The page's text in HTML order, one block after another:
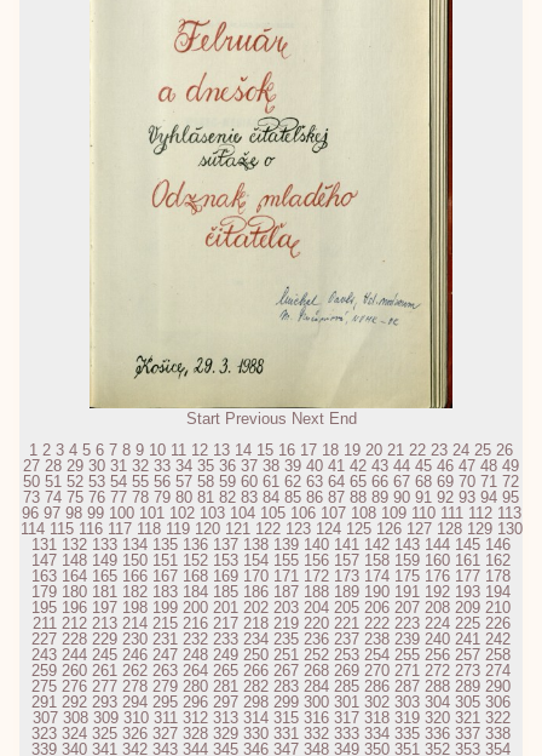
Start Previous Next End
1 2 3 4 5 6 7 8 9 10 11 12 13 14 15 16 17 18 19 20 21 22 23 24 25 26
27 28 29 30 31 32 33 34 35 36 37 38 39 40 41 42 43 44 45 46 47 48 49
50 51 52 53 54 55 56 57 58 59 60 61 62 63 64 65 66 67 68 69 70 71 72
73 74 75 76 77 78 79 80 81 82 83 84 85 86 87 88 89 90 91 92 93 94 95
96 97 98 99 100 101 102 103 104 105 106 107 108 109 110 111 112 113
114 115 116 117 118 119 120 121 122 123 124 125 126 127 128 129 130
131 132 133 134 135 136 137 138 139 140 141 142 143 144 145 146
147 148 149 150 151 152 153 154 155 156 157 158 159 160 161 162
163 164 165 166 167 168 169 170 171 172 173 174 175 176 177 178
179 180 181 182 183 184 185 186 187 188 189 190 191 192 193 194
195 196 197 198 199 200 201 202 203 204 205 206 207 208 209 210
211 212 213 214 215 216 217 218 219 220 221 222 223 224 225 226
227 228 229 230 231 232 233 234 235 236 237 238 239 240 241 242
243 244 245 246 247 248 249 250 251 252 253 254 255 256 257 258
259 260 261 262 263 264 265 266 267 268 269 270 271 272 273 274
275 276 277 278 279 280 281 282 283 284 285 286 287 288 289 290
291 292 293 294 295 296 297 298 299 300 301 302 303 304 305 306
307 308 309 310 311 312 313 314 315 316 317 318 319 320 321 322
323 324 325 326 327 328 329 330 331 332 333 334 335 336 337 338
339 340 341 342 343 344 345 346 347 348 349 350 351 352 353 354